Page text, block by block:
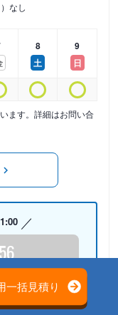
なし
8
土
9
日
ます。詳細はお問い合